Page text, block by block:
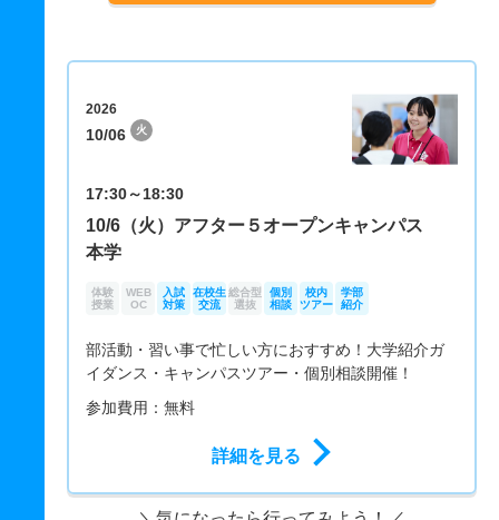
2026
10/06 火
17:30～18:30
10/6（火）アフター５オープンキャンパス
本学
体験
授業
WEB
OC
入試
対策
在校生
交流
総合型
選抜
個別
相談
校内
ツアー
学部
紹介
部活動・習い事で忙しい方におすすめ！大学紹介ガ
イダンス・キャンパスツアー・個別相談開催！
参加費用：無料
詳細を見る